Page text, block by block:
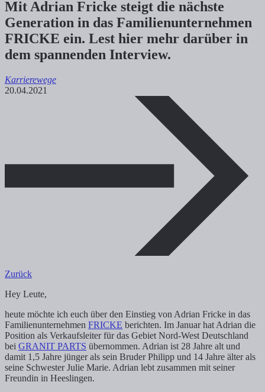
Mit Adrian Fricke steigt die nächste
Generation in das Familienunternehmen
FRICKE ein. Lest hier mehr darüber in
dem spannenden Interview.
Karrierewege
20.04.2021
Zurück
Hey Leute,
heute möchte ich euch über den Einstieg von Adrian Fricke in das
Familienunternehmen FRICKE berichten. Im Januar hat Adrian die
Position als Verkaufsleiter für das Gebiet Nord-West Deutschland
bei GRANIT PARTS übernommen. Adrian ist 28 Jahre alt und
damit 1,5 Jahre jünger als sein Bruder Philipp und 14 Jahre älter als
seine Schwester Julie Marie. Adrian lebt zusammen mit seiner
Freundin in Heeslingen.